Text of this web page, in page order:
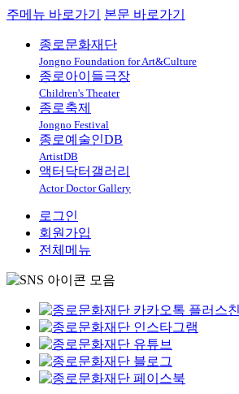
주메뉴 바로가기 본문 바로가기
종로문화재단
Jongno Foundation for Art&Culture
종로아이들극장
Children's Theater
종로축제
Jongno Festival
종로예술인DB
ArtistDB
액터닥터갤러리
Actor Doctor Gallery
로그인
회원가입
전체메뉴